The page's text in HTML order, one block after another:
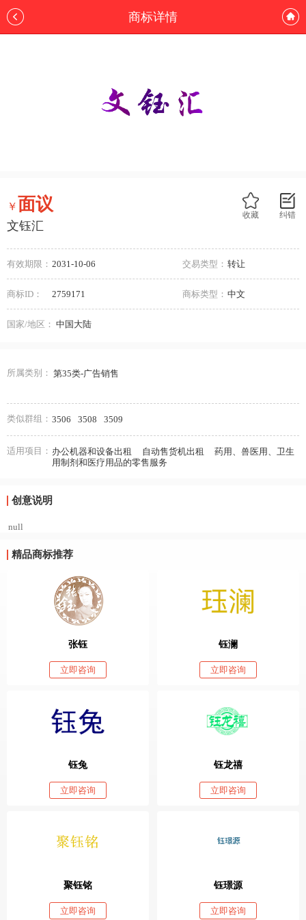
商标详情
纠错
收藏
￥面议
文钰汇
有效期限： 2031-10-06 交易类型： 转让
商标ID： 2759171 商标类型： 中文
国家/地区： 中国大陆
所属类别： 第35类-广告销售
类似群组： 3506 3508 3509
适用项目： 办公机器和设备出租 自动售货机出租
药用、兽医用、卫生
用制剂和医疗用品的零售服务
创意说明
null
精品商标推荐
张钰
立即咨询
钰澜
立即咨询
钰兔
立即咨询
钰龙禧
立即咨询
聚钰铭
立即咨询
钰璟源
立即咨询